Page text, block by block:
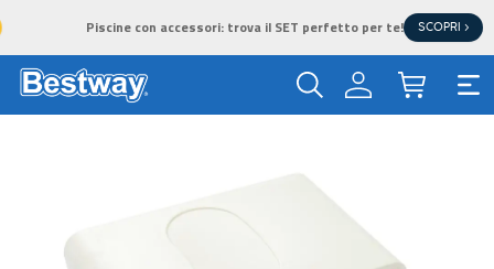
Piscine con accessori: trova il SET perfetto per te! SCOPRI >